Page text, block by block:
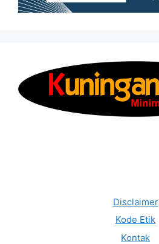
Disclaimer
Kode Etik
Kontak